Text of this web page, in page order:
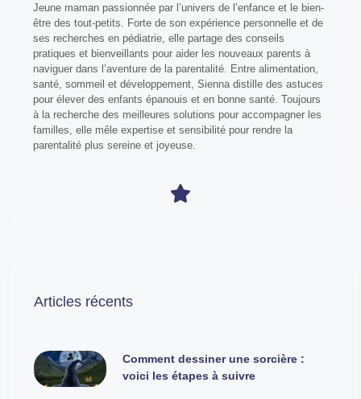
Jeune maman passionnée par l’univers de l’enfance et le bien-
être des tout-petits. Forte de son expérience personnelle et de
ses recherches en pédiatrie, elle partage des conseils
pratiques et bienveillants pour aider les nouveaux parents à
naviguer dans l’aventure de la parentalité. Entre alimentation,
santé, sommeil et développement, Sienna distille des astuces
pour élever des enfants épanouis et en bonne santé. Toujours
à la recherche des meilleures solutions pour accompagner les
familles, elle mêle expertise et sensibilité pour rendre la
parentalité plus sereine et joyeuse.
Articles récents
Comment dessiner une sorcière :
voici les étapes à suivre